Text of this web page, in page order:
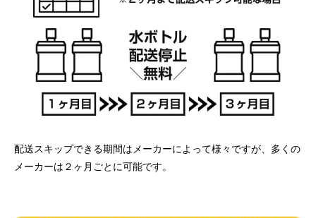
配送スキップできる期間はメーカーによって様々ですが、多くの
メーカーは２ヶ月ごとに可能です。